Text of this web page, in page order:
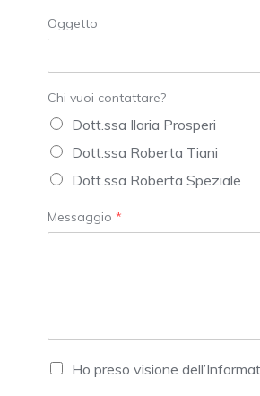
Oggetto
Chi vuoi contattare?
Dott.ssa Ilaria Prosperi
Dott.ssa Roberta Tiani
Dott.ssa Roberta Speziale
Messaggio *
C
h
Ho preso visione